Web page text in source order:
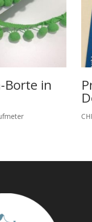
Borte in